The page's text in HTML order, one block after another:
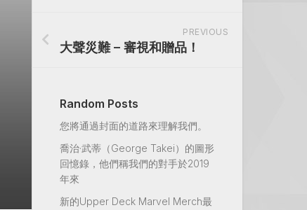
PREVIOUS
大聲災難 – 審視和贈品！
Random Posts
您將通過封面的道路來理解我們。
喬治·武蒂（George Takei）的圖形
回憶錄，他們稱我們的對手於2019
年來
新的Upper Deck Marvel Merch最